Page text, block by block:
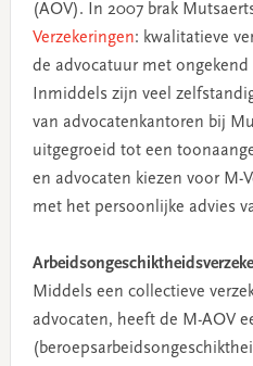
(AOV). In 2007 brak
Verzekeringen: kwalitatieve
de advocatuur met ongekend
Inmiddels zijn veel
van advocatenkantoren bij
uitgegroeid tot een
en advocaten kiezen voor M-
met het persoonlijke advies
Middels een collectieve
advocaten, heeft de M-AOV